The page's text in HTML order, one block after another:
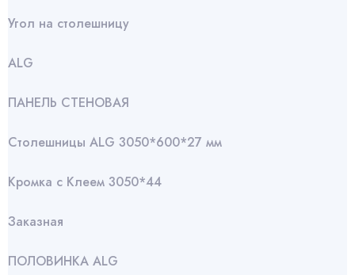
Угол на столешницу
АLG
ПАНЕЛЬ СТЕНОВАЯ
Столешницы ALG 3050*600*27 мм
Кромка с Клеем 3050*44
Заказная
ПОЛОВИНКА ALG